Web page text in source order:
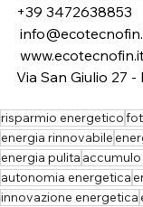
+39 3472638853
Via San Giulio 27 -
risparmio energetico
energia rinnovabile
energia pulita
autonomia energetica
innovazione energetica